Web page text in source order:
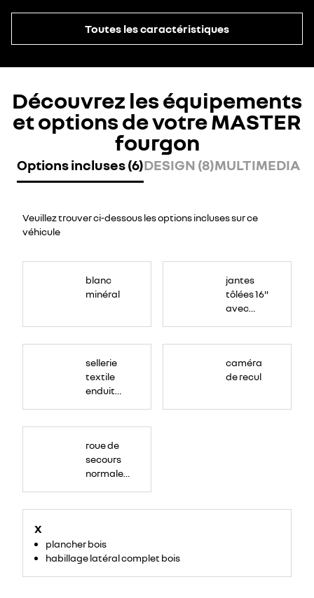
Toutes les caractéristiques
Découvrez les équipements
et options de votre MASTER
fourgon
Options incluses (6)DESIGN (8)MULTIMEDIA
Veuillez trouver ci-dessous les options incluses sur ce
véhicule
blanc
minéral
jantes
tôlées 16"
avec
sellerie
textile
enduit
caméra
de recul
roue de
secours
normale
X
plancher bois
habillage latéral complet bois